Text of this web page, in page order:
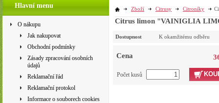
Hlavní menu
O nákupu
Jak nakupovat
Obchodní podmínky
Zásady zpracování osobních
údajů
Reklamační řád
Reklamační protokol
Informace o souborech cookies
Zboží Citrusy Citroníky
Citrus limon "VAINIGLIA
Dostupnost K okamžitému odběru
Cena
Počet kusů